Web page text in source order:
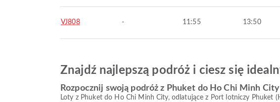
VJ808 - 11:55 13:50
Znajdź najlepszą podróż i ciesz się
Rozpocznij swoją podróż z Phuket do Ho Chi Minh City
Loty z Phuket do Ho Chi Minh City, odlatujące z Port lotniczy Phuket